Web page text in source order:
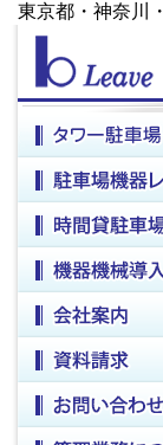
東京都・神奈川